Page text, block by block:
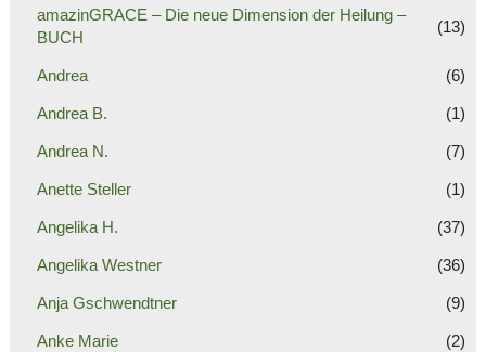
amazinGRACE – Die neue Dimension der Heilung –
BUCH
(13)
Andrea (6)
Andrea B. (1)
Andrea N. (7)
Anette Steller (1)
Angelika H. (37)
Angelika Westner (36)
Anja Gschwendtner (9)
Anke Marie (2)